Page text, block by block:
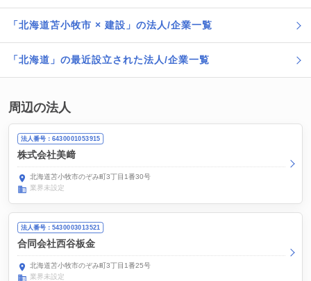
「北海道苫小牧市 × 建設」の法人/企業一覧
「北海道」の最近設立された法人/企業一覧
周辺の法人
法人番号：6430001053915
株式会社美﨑
北海道苫小牧市のぞみ町3丁目1番30号
業界未設定
法人番号：5430003013521
合同会社西谷板金
北海道苫小牧市のぞみ町3丁目1番25号
業界未設定